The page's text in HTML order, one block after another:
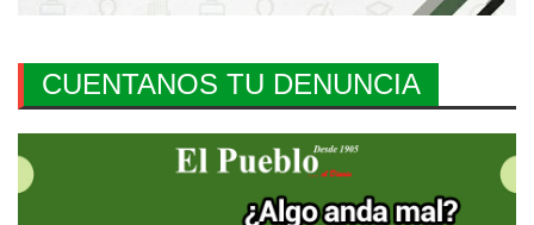
CUENTANOS TU DENUNCIA